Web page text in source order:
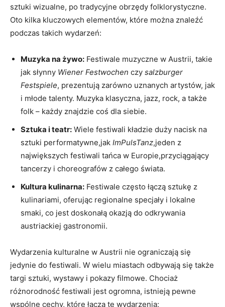
‍sztuki wizualne, ⁤po tradycyjne obrzędy folklorystyczne.
Oto kilka kluczowych elementów, które można znaleźć
podczas takich wydarzeń:
Muzyka na żywo: Festiwale muzyczne w Austrii, takie
jak słynny⁣ Wiener Festwochen czy salzburger
Festspiele, prezentują zarówno uznanych artystów, jak
i​ młode talenty. Muzyka⁤ klasyczna, jazz,⁢ rock, a także
folk – każdy znajdzie coś dla​ siebie.
Sztuka i teatr: Wiele festiwali kładzie duży nacisk na
sztuki ⁤performatywne,jak ImPulsTanz,jeden z
największych festiwali ​tańca w Europie,przyciągający
tancerzy i choreografów z ⁢całego świata.
Kultura kulinarna: Festiwale często łączą⁢ sztukę z
‍kulinariami, oferując regionalne specjały⁣ i lokalne
smaki,‌ co jest doskonałą okazją do odkrywania
austriackiej gastronomii.
Wydarzenia kulturalne ‌w Austrii‌ nie ograniczają się
jedynie do festiwali. W wielu miastach‌ odbywają się także
targi sztuki, ⁣wystawy i pokazy filmowe. Chociaż
różnorodność festiwali jest ogromna, istnieją pewne
wspólne cechy, które łączą te wydarzenia: